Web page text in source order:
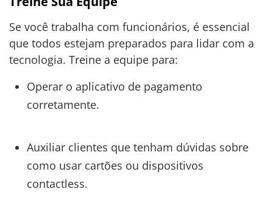
Se você trabalha com funcionários, é essencial
que todos estejam preparados para lidar com a
tecnologia. Treine a equipe para:
Operar o aplicativo de pagamento
corretamente.
Auxiliar clientes que tenham dúvidas sobre
como usar cartões ou dispositivos
contactless.